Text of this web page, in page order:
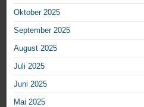
Oktober 2025
September 2025
August 2025
Juli 2025
Juni 2025
Mai 2025